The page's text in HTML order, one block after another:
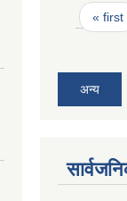
Pages
« first
अन्य